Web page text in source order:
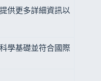
供更多詳細資訊以
學基礎並符合國際